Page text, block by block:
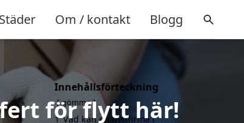
Städer Om / kontakt Blogg
för flytt här!
Innehållsförteckning
gömma
1 Vad kan en flyttfirma i